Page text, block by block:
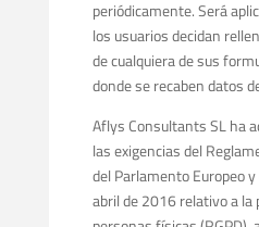
periódicamente. Será
los usuarios decidan
de cualquiera de sus
donde se recaben datos
Aflys Consultants SL ha
las exigencias del
del Parlamento Europeo
abril de 2016 relativo a la